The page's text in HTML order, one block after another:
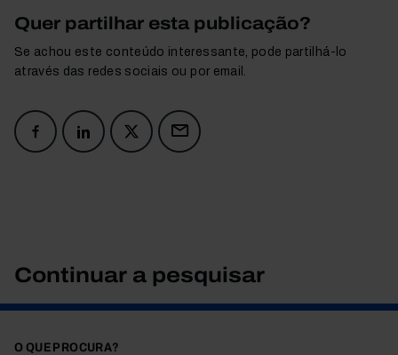
Quer partilhar esta publicação?
Se achou este conteúdo interessante, pode partilhá-lo
através das redes sociais ou por email.
Continuar a pesquisar
O QUE PROCURA?